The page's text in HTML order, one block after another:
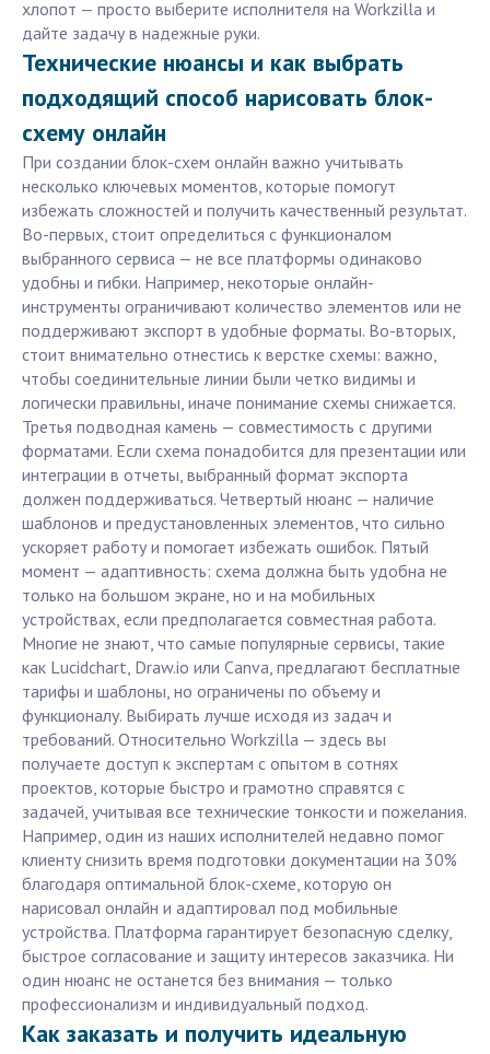
хлопот — просто выберите исполнителя на Workzilla и
дайте задачу в надежные руки.
Технические нюансы и как выбрать
подходящий способ нарисовать блок-
схему онлайн
При создании блок-схем онлайн важно учитывать
несколько ключевых моментов, которые помогут
избежать сложностей и получить качественный результат.
Во-первых, стоит определиться с функционалом
выбранного сервиса — не все платформы одинаково
удобны и гибки. Например, некоторые онлайн-
инструменты ограничивают количество элементов или не
поддерживают экспорт в удобные форматы. Во-вторых,
стоит внимательно отнестись к верстке схемы: важно,
чтобы соединительные линии были четко видимы и
логически правильны, иначе понимание схемы снижается.
Третья подводная камень — совместимость с другими
форматами. Если схема понадобится для презентации или
интеграции в отчеты, выбранный формат экспорта
должен поддерживаться. Четвертый нюанс — наличие
шаблонов и предустановленных элементов, что сильно
ускоряет работу и помогает избежать ошибок. Пятый
момент — адаптивность: схема должна быть удобна не
только на большом экране, но и на мобильных
устройствах, если предполагается совместная работа.
Многие не знают, что самые популярные сервисы, такие
как Lucidchart, Draw.io или Canva, предлагают бесплатные
тарифы и шаблоны, но ограничены по объему и
функционалу. Выбирать лучше исходя из задач и
требований. Относительно Workzilla — здесь вы
получаете доступ к экспертам с опытом в сотнях
проектов, которые быстро и грамотно справятся с
задачей, учитывая все технические тонкости и пожелания.
Например, один из наших исполнителей недавно помог
клиенту снизить время подготовки документации на 30%
благодаря оптимальной блок-схеме, которую он
нарисовал онлайн и адаптировал под мобильные
устройства. Платформа гарантирует безопасную сделку,
быстрое согласование и защиту интересов заказчика. Ни
один нюанс не останется без внимания — только
профессионализм и индивидуальный подход.
Как заказать и получить идеальную